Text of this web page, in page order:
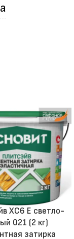
XC6 E светло-
021 (2 кг)
затирка